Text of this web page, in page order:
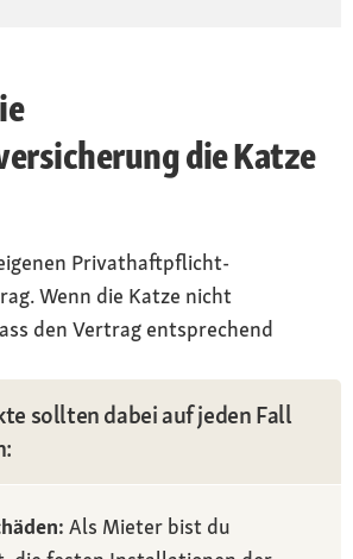
die Katze
Privathaftpflicht-
Wenn die Katze nicht
den Vertrag entsprechend
sollten dabei auf jeden Fall
Als Mieter bist du